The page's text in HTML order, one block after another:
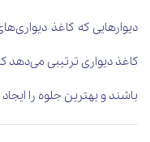
دیوارهایی که کاغذ
کاغذ دیواری ترتیبی
باشند و بهترین جلوه را